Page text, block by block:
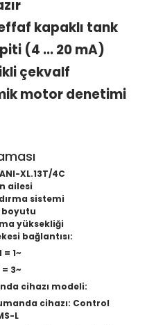
kapaklı tank
(4 ... 20 mA)
çekvalf
motor denetimi
XL.13T/4C
ailesi
sistemi
boyutu
yüksekliği
bağlantısı:
= 1~
= 3~
cihazı modeli:
cihazı: Control
L